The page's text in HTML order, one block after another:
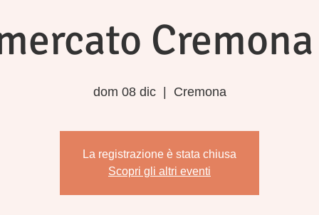
Cremona
dom 08 dic
  |
Cremona
La registrazione è stata chiusa
Scopri gli altri eventi